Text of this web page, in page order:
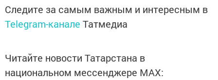
Следите за самым важным и интересным в
Telegram-канале Татмедиа
Читайте новости Татарстана в
национальном мессенджере MАХ: